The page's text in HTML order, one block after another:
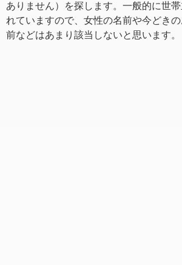
ありません）を探します。一般的に世
れていますので、女性の名前や今どき
前などはあまり該当しないと思います。